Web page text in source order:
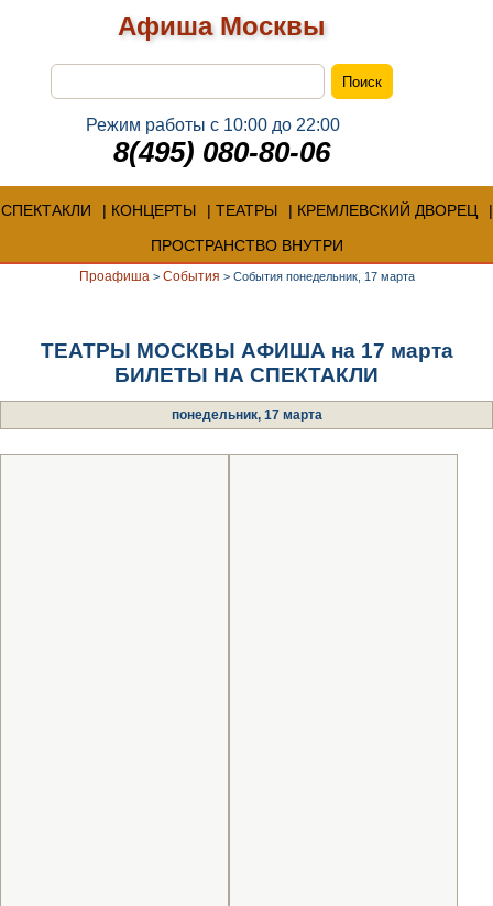
Афиша Москвы
Режим работы с 10:00 до 22:00
8(495) 080-80-06
СПЕКТАКЛИ КОНЦЕРТЫ ТЕАТРЫ
КРЕМЛЕВСКИЙ ДВОРЕЦ
ПРОСТРАНСТВО ВНУТРИ
Проафиша > События > События понедельник, 17 марта
ТЕАТРЫ МОСКВЫ АФИША на 17 марта
БИЛЕТЫ НА СПЕКТАКЛИ
понедельник, 17 марта